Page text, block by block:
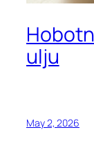
ulju
May 2, 2026